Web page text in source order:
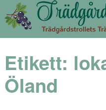
Etikett:
Öland